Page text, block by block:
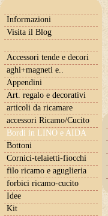
Informazioni
Visita il Blog
Accessori tende e decori
aghi+magneti e..
Appendini
Art. regalo e decorativi
articoli da ricamare
accessori Ricamo/Cucito
Bordi in LINO e AIDA
Bottoni
Cornici-telaietti-fiocchi
filo ricamo e aguglieria
forbici ricamo-cucito
Idee
Kit